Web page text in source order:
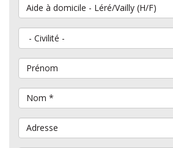
Vous souhaitez postuler au poste de
Civilité
Prénom
Nom*
Adresse